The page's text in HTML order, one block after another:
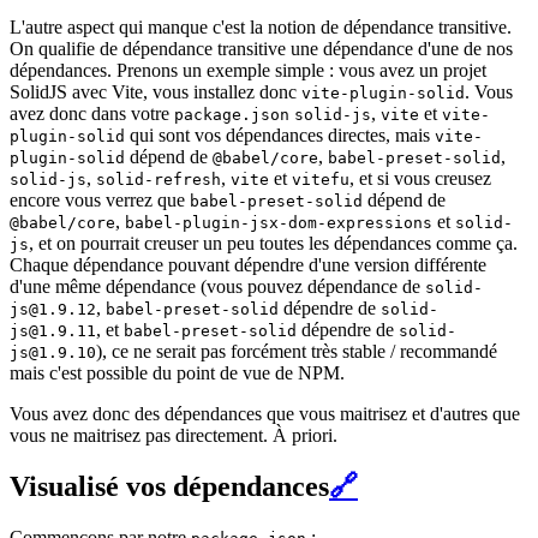
L'autre aspect qui manque c'est la notion de dépendance transitive.
On qualifie de dépendance transitive une dépendance d'une de nos
dépendances. Prenons un exemple simple : vous avez un projet
SolidJS avec Vite, vous installez donc vite-plugin-solid . Vous
avez donc dans votre package.json solid-js, vite et vite-
plugin-solid qui sont vos dépendances directes, mais vite-
plugin-solid dépend de @babel/core, babel-preset-solid ,
solid-js, solid-refresh, vite et vitefu, et si vous creusez
encore vous verrez que babel-preset-solid dépend de
@babel/core, babel-plugin-jsx-dom-expressions et solid-
js, et on pourrait creuser un peu toutes les dépendances comme ça.
Chaque dépendance pouvant dépendre d'une version différente
d'une même dépendance (vous pouvez dépendance de solid-
js@1.9.12, babel-preset-solid dépendre de solid-
js@1.9.11, et babel-preset-solid dépendre de solid-
js@1.9.10), ce ne serait pas forcément très stable / recommandé
mais c'est possible du point de vue de NPM.
Vous avez donc des dépendances que vous maitrisez et d'autres que
vous ne maitrisez pas directement. À priori.
Visualisé vos dépendances🔗